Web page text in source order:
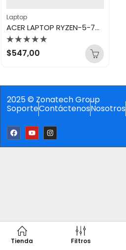
Laptop
ACER LAPTOP RYZEN-5-7520U 8GB/512GB TOUCH SCREEN FREEDO AG15-21PT-R5GQ
Valorado
con
$547,00
2025 © Zonatech Group
SoporteContáctenosNosotros
Tienda Filtros